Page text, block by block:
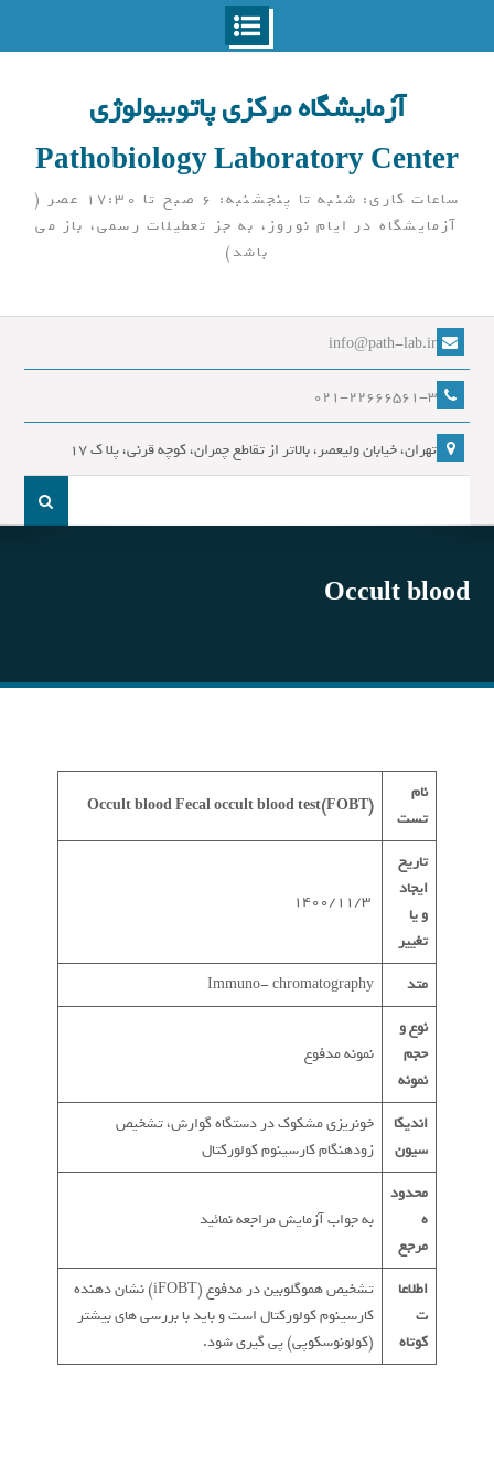
آزمایشگاه مرکزی پاتوبیولوژی
Pathobiology Laboratory Center
ساعات کاری: شنبه تا پنجشنبه: 6 صبح تا 17:30 عصر (
آزمایشگاه در ایام نوروز، به جز تعطیلات رسمی، باز می
باشد)
info@path-lab.ir
021-22666561-3
تهران، خیابان ولیعصر، بالاتر از تقاطع چمران، کوچه قرنی، پلا ک 17
جست
Occult blood
نام
تست
Occult bloodFecal occult blood test(FOBT)
تاریخ
ایجاد
و یا
تغییر
متد
Immuno- chromatography
نوع و
حجم
نمونه
نمونه مدفوع
اندیکا
سیون
خونریزی مشکوک در دستگاه گوارش، تشخیص
زودهنگام کارسینوم کولورکتال
محدود
ه
مرجع
به جواب آزمایش مراجعه نمائید
اطلاعا
ت
کوتاه
تشخیص هموگلوبین در مدفوع (iFOBT) نشان دهنده
کارسینوم کولورکتال است و باید با بررسی های بیشتر
(کولونوسکوپی) پی گیری شود.